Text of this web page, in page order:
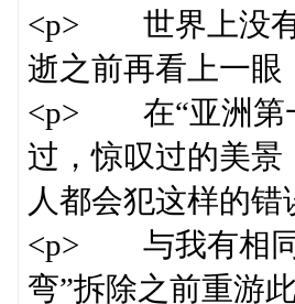
<p> 世界上没有
逝之前再看上一眼
<p> 在“亚洲第一
过，惊叹过的美
人都会犯这样的
<p> 与我有相同
弯”拆除之前重游